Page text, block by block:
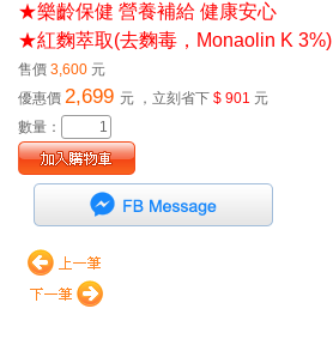
★樂齡保健 營養補給 健康安心
★紅麴萃取(去麴毒，Monaolin K 3%)
售價 3,600 元
優惠價 2,699 元 ，立刻省下 $ 901 元
數量：